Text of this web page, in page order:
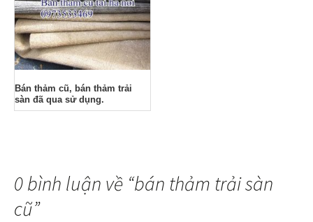
Bán thảm cũ, bán thảm trải
sàn đã qua sử dụng.
0 bình luận về “bán thảm trải sàn
cũ”